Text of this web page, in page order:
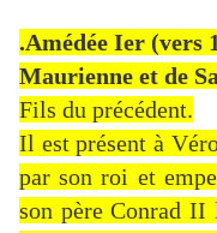
.Amédée Ier (vers
Maurienne et de
Fils du précédent.
Il est présent à
par son roi et
son père Conrad II